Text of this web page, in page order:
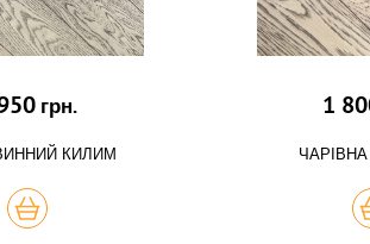
грн.
КИЛИМ
КУПИТЬ
1